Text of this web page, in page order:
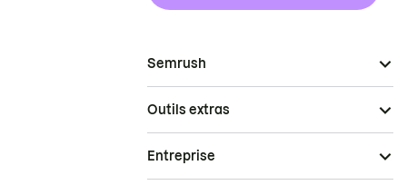
Semrush
Outils extras
Entreprise